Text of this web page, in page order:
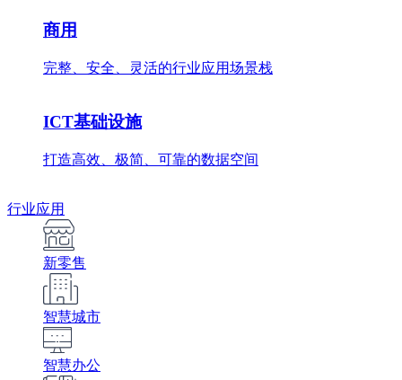
商用
完整、安全、灵活的行业应用场景栈
ICT基础设施
打造高效、极简、可靠的数据空间
行业应用
新零售
智慧城市
智慧办公